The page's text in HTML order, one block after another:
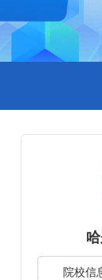
院校信